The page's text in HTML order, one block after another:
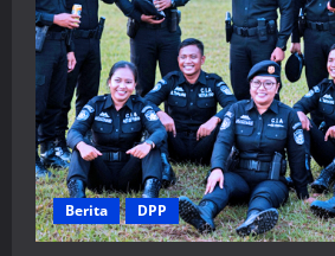
Berita DPP